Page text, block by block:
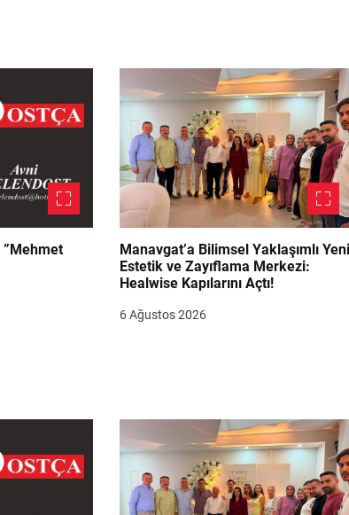
Manavgat’a Bilimsel Yaklaşımlı
Estetik ve Zayıflama Merkezi:
Healwise Kapılarını Açtı!
6 Ağustos 2026